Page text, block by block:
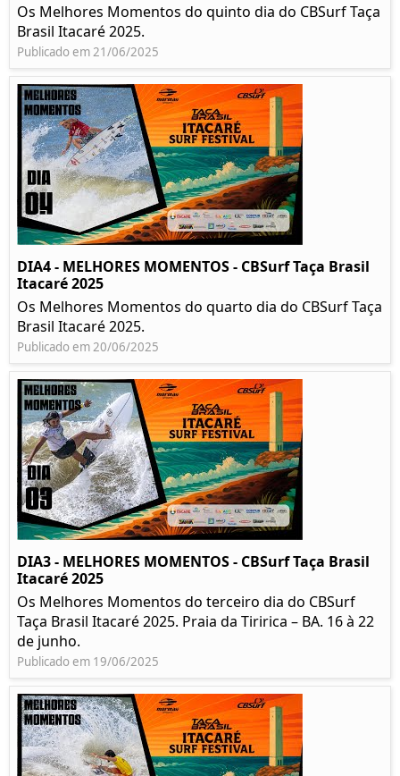
Os Melhores Momentos do quinto dia do CBSurf Taça
Brasil Itacaré 2025.
Publicado em 21/06/2025
DIA4 - MELHORES MOMENTOS - CBSurf Taça Brasil
Itacaré 2025
Os Melhores Momentos do quarto dia do CBSurf Taça
Brasil Itacaré 2025.
Publicado em 20/06/2025
DIA3 - MELHORES MOMENTOS - CBSurf Taça Brasil
Itacaré 2025
Os Melhores Momentos do terceiro dia do CBSurf
Taça Brasil Itacaré 2025. Praia da Tiririca – BA. 16 à 22
de junho.
Publicado em 19/06/2025